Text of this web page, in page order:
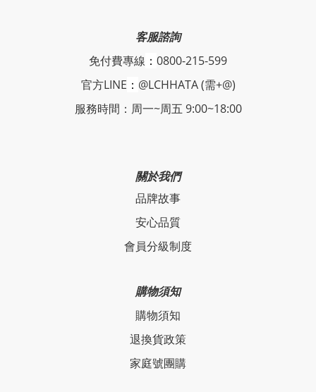
客服諮詢
免付費專線 ： 0800-215-599
官方LINE ： @LCHHATA (需+@)
服務時間：周一~周五 9:00~18:00
關於我們
品牌故事
安心品質
會員分級制度
購物須知
購物須知
退換貨政策
家庭號團購